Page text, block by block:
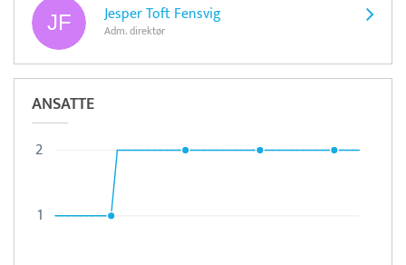
Jesper Toft Fensvig
Adm. direktør
ANSATTE
1
2